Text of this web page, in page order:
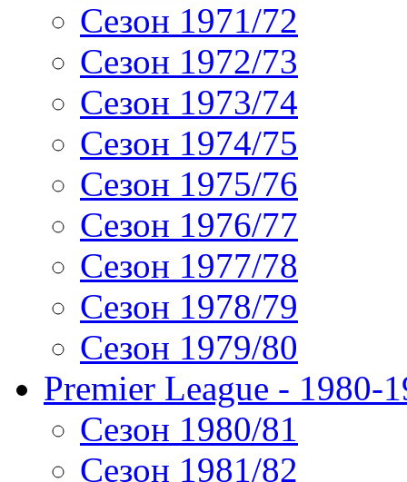
Сезон 1971/72
Сезон 1972/73
Сезон 1973/74
Сезон 1974/75
Сезон 1975/76
Сезон 1976/77
Сезон 1977/78
Сезон 1978/79
Сезон 1979/80
Premier League - 1980-
Сезон 1980/81
Сезон 1981/82